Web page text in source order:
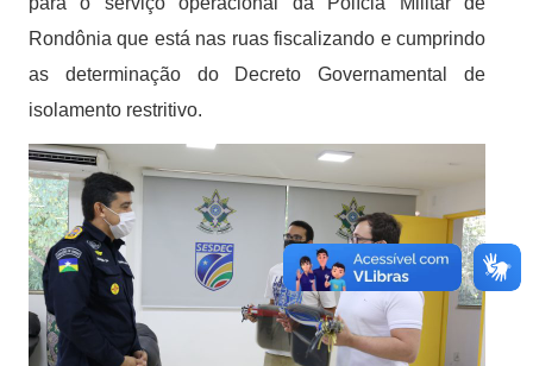
Rondônia que está nas ruas fiscalizando e cumprindo
as determinação do Decreto Governamental de
isolamento restritivo.